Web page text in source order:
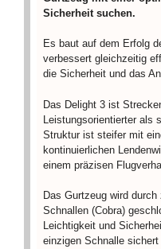
Sicherheit suchen.
Es baut auf dem Erfolg
verbessert gleichzeitig
die Sicherheit und das
Das Delight 3 ist
Leistungsorientierter als
Struktur ist steifer mit
kontinuierlichen
einem präzisen
Das Gurtzeug wird
Schnallen (Cobra)
Leichtigkeit und
einzigen Schnalle